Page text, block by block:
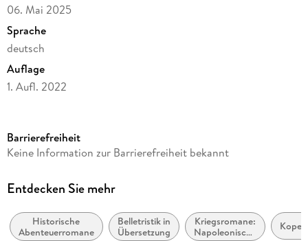
06. Mai 2025
Sprache
deutsch
Auflage
1. Aufl. 2022
Dateigröße
Laufzeit
Altersempfehlung
Barrierefreiheit
Keine Information zur Barrierefreiheit bekannt
Entdecken Sie mehr
Historische
Abenteuerromane
Belletristik in
Übersetzung
Kriegsromane:
Napoleonische